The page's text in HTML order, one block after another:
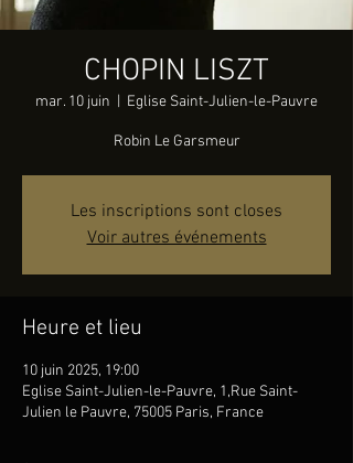
CHOPIN LISZT
mar. 10 juin Eglise Saint-Julien-le-Pauvre
Robin Le Garsmeur
Les inscriptions sont closes
Voir autres événements
Heure et lieu
10 juin 2025, 19:00
Eglise Saint-Julien-le-Pauvre, 1,Rue Saint-
Julien le Pauvre, 75005 Paris, France